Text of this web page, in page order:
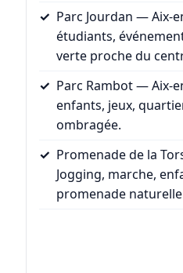
Parc Jourdan — Aix-
étudiants,
verte proche du
Parc Rambot— Aix-
enfants, jeux,
ombragée.
Promenade de la
Jogging, marche,
promenade